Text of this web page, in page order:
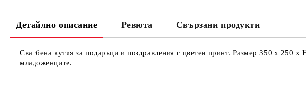
Детайлно описание Ревюта Свързани продукти
Сватбена кутия за подаръци и поздравления с цветен принт. Размер 350 х 250
младоженците.